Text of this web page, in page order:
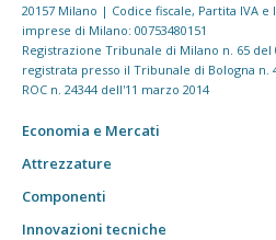
20157 Milano | Codice fiscale, Partita IVA
imprese di Milano: 00753480151
Registrazione Tribunale di Milano n. 65
registrata presso il Tribunale di Bologna n.
ROC n. 24344 dell'11 marzo 2014
Economia e Mercati
Attrezzature
Componenti
Innovazioni tecniche